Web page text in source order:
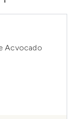
Acvocado